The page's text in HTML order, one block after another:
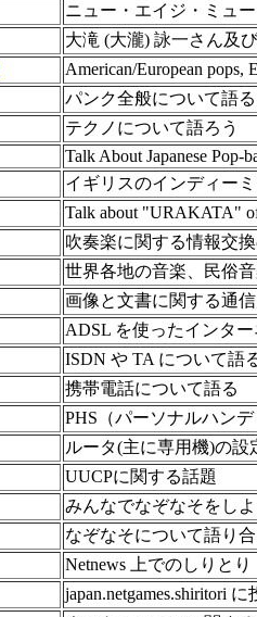
ニュー・エイジ・ミュ
大滝 (大瀧) 詠一さん及
American/European pops,
パンク全般について語る
テクノについて語ろう
Talk About Japanese Pop-
イギリスのインディー
Talk about "URAKATA"
吹奏楽に関する情報交
世界各地の音楽、民俗
画像と文書に関する通
ADSL を使ったインタ
ISDN や TA について語
携帯電話について語る
PHS（パーソナルハン
ルータ(主に専用機)の
UUCPに関する話題
みんなでなぞなそをし
なぞなそについて語り
Netnews 上でのしりとり
japan.netgames.shiritori